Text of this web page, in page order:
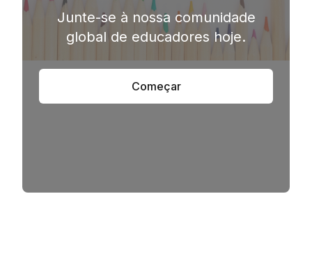
Junte-se à nossa comunidade
global de educadores hoje.
Começar